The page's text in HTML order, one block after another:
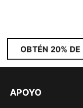
OBTÉN 20% DE
APOYO